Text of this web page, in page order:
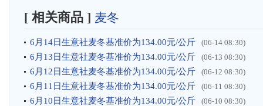
[ 相关商品 ] 麦冬
6月14日生意社麦冬基准价为134.00元/公斤 (06-14 08:30)
6月13日生意社麦冬基准价为134.00元/公斤 (06-13 08:30)
6月12日生意社麦冬基准价为134.00元/公斤 (06-12 08:30)
6月11日生意社麦冬基准价为134.00元/公斤 (06-11 08:30)
6月10日生意社麦冬基准价为134.00元/公斤 (06-10 08:30)